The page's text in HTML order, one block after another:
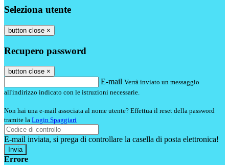
Seleziona utente
button close ×
Recupero password
button close ×
E-mail Verrà inviato un messaggio
all'indirizzo indicato con le istruzioni necessarie.
Non hai una e-mail associata al nome utente? Effettua il reset della password
tramite la Login Spaggiari
E-mail inviata, si prega di controllare la casella di posta elettronica!
Errore